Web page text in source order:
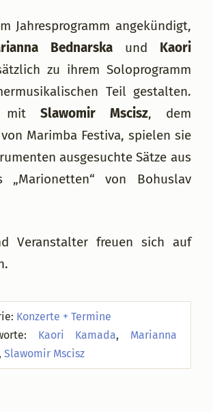
Jahresprogramm angekündigt,
Bednarska und Kaori
zu ihrem Soloprogramm
Teil gestalten.
mit Slawomir Mscisz, dem
Marimba Festiva, spielen sie
ausgesuchte Sätze aus
„Marionetten“ von Bohuslav
Veranstalter freuen sich auf
Konzerte + Termine
Kaori Kamada, Marianna
Slawomir Mscisz